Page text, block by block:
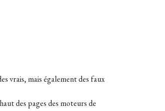
vrais, mais également des faux
des pages des moteurs de